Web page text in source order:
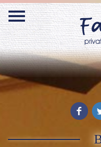
Warning: Undefined variable
hair.com/public_html/blog/wp-